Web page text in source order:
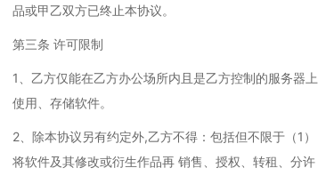
品或甲乙双方已终止本协议。
第三条 许可限制
1、乙方仅能在乙方办公场所内且是乙方控制的服务器上
使用、存储软件。
2、除本协议另有约定外,乙方不得：包括但不限于（1）
将软件及其修改或衍生作品再 销售、授权、转租、分许